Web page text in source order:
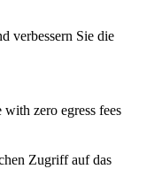
verbessern Sie die
with zero egress fees
Zugriff auf das